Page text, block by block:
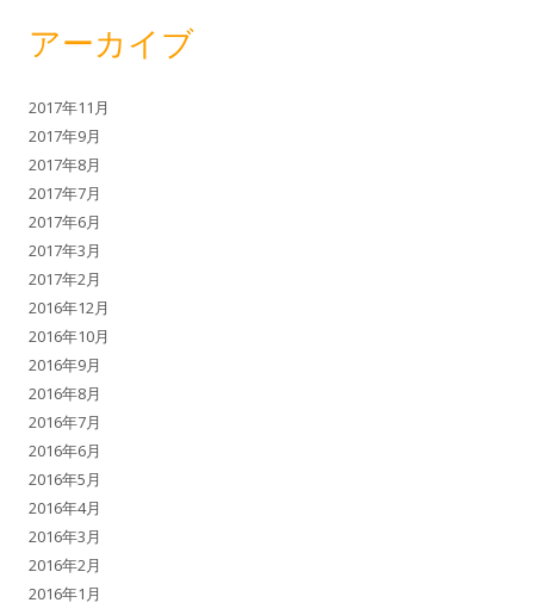
アーカイブ
2017年11月
2017年9月
2017年8月
2017年7月
2017年6月
2017年3月
2017年2月
2016年12月
2016年10月
2016年9月
2016年8月
2016年7月
2016年6月
2016年5月
2016年4月
2016年3月
2016年2月
2016年1月